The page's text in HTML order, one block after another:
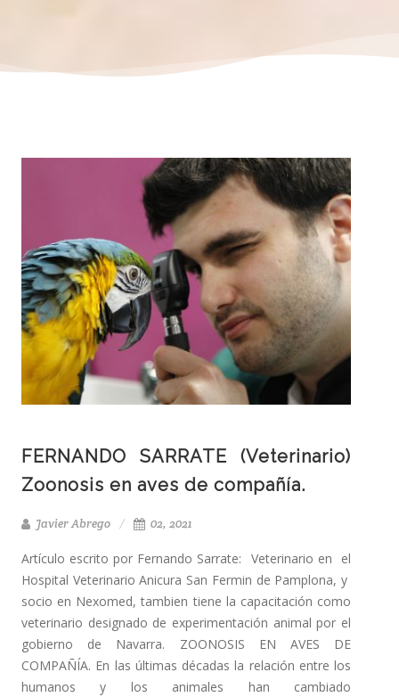
FERNANDO SARRATE (Veterinario)
Zoonosis en aves de compañía.
Javier Abrego 02, 2021
Artículo escrito por Fernando Sarrate: Veterinario en el
Hospital Veterinario Anicura San Fermin de Pamplona, y
socio en Nexomed, tambien tiene la capacitación como
veterinario designado de experimentación animal por el
gobierno de Navarra. ZOONOSIS EN AVES DE
COMPAÑÍA. En las últimas décadas la relación entre los
humanos y los animales han cambiado